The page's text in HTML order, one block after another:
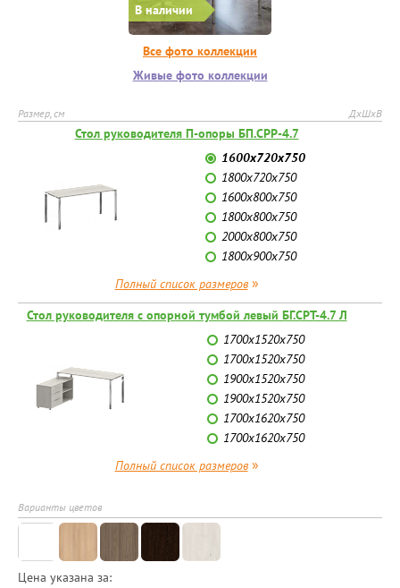
В наличии
Все фото коллекции
Живые фото коллекции
Размер, см ДхШхВ
Стол руководителя П-опоры БП.СРР-4.7
1600х720х750
1800х720х750
1600х800х750
1800х800х750
2000х800х750
1800х900х750
Полный список размеров»
Стол руководителя с опорной тумбой левый БГ.СРТ-4.7 Л
1700х1520х750
1700х1520х750
1900х1520х750
1900х1520х750
1700х1620х750
1700х1620х750
Полный список размеров»
Варианты цветов
Цена указана за: